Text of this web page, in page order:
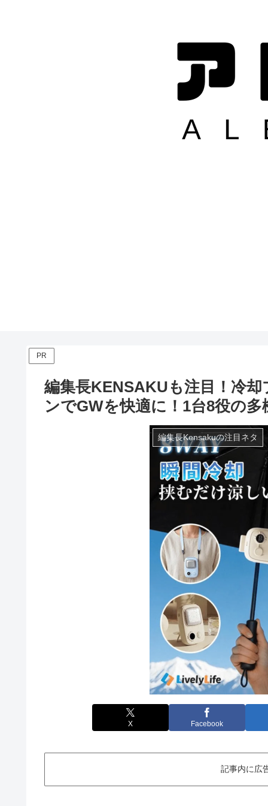
PR
編集長KENSAKUも注目！冷
ンでGWを快適に！1台8役の
編集長Kensakuの注目ネタ
X Facebook
記事内に広